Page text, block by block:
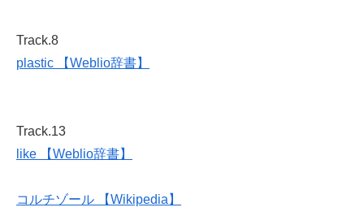
Track.8
plastic 【Weblio辞書】
Track.13
like 【Weblio辞書】
コルチゾール 【Wikipedia】